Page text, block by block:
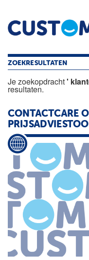
Home Opinie
ZOEKRESULTATEN
Je zoekopdracht'
resultaten.
CONTACTCARE